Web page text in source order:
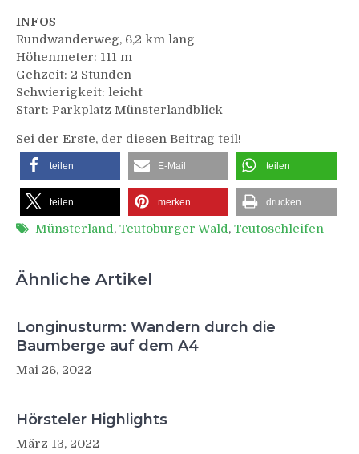
INFOS
Rundwanderweg, 6,2 km lang
Höhenmeter: 111 m
Gehzeit: 2 Stunden
Schwierigkeit: leicht
Start: Parkplatz Münsterlandblick
Sei der Erste, der diesen Beitrag teil!
teilen E-Mail teilen
teilen merken drucken
Münsterland, Teutoburger Wald, Teutoschleifen
Ähnliche Artikel
Longinusturm: Wandern durch die
Baumberge auf dem A4
Mai 26, 2022
Hörsteler Highlights
März 13, 2022